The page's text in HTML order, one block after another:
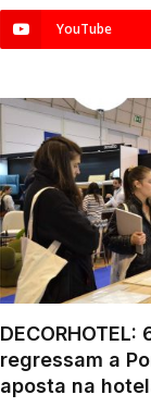
YouTube
regressam a
aposta na